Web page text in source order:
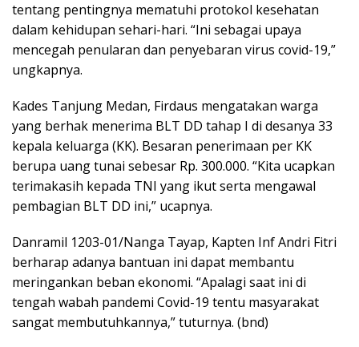
tentang pentingnya mematuhi protokol kesehatan
dalam kehidupan sehari-hari. “Ini sebagai upaya
mencegah penularan dan penyebaran virus covid-19,”
ungkapnya.
Kades Tanjung Medan, Firdaus mengatakan warga
yang berhak menerima BLT DD tahap I di desanya 33
kepala keluarga (KK). Besaran penerimaan per KK
berupa uang tunai sebesar Rp. 300.000. “Kita ucapkan
terimakasih kepada TNI yang ikut serta mengawal
pembagian BLT DD ini,” ucapnya.
Danramil 1203-01/Nanga Tayap, Kapten Inf Andri Fitri
berharap adanya bantuan ini dapat membantu
meringankan beban ekonomi. “Apalagi saat ini di
tengah wabah pandemi Covid-19 tentu masyarakat
sangat membutuhkannya,” tuturnya. (bnd)